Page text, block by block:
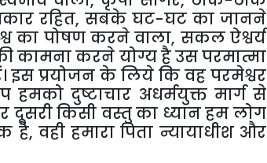
रहित, सबके घट-घट का जानने
का पोषण करने वाला, सकल ऐश्वर्य
कामना करने योग्य है उस परमात्मा
प्रयोजन के लिये कि वह परमेश्वर
हमको दुष्टाचार अधर्मयुक्त मार्ग से
दूसरी किसी वस्तु का ध्यान हम लोग
वही हमारा पिता न्यायाधीश और